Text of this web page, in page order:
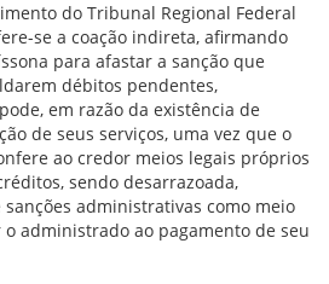
do Tribunal Regional Federal
se a coação indireta, afirmando
para afastar a sanção que
débitos pendentes,
em razão da existência de
de seus serviços, uma vez que o
ao credor meios legais próprios
sendo desarrazoada,
administrativas como meio
administrado ao pagamento de seu